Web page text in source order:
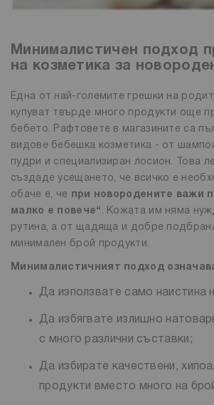
Минималистичен подход
на козметика за
Една от най-големите грешки на
купуват твърде много продукти още
бебето. Рафтовете в магазините са
видове бебешка козметика - от
пудри и специализиран лосион. Това
създаде усещането, че всичко е
обаче е, че при новородените важи
малко е повече“ . Кожата им няма
рутина, а от щадяща и добре
минимален брой продукти.
Минималистичният подход
Да използвате само наистина
Да избягвате излишно
с много различни съставки;
Да избирате качествени,
продукти вместо много на